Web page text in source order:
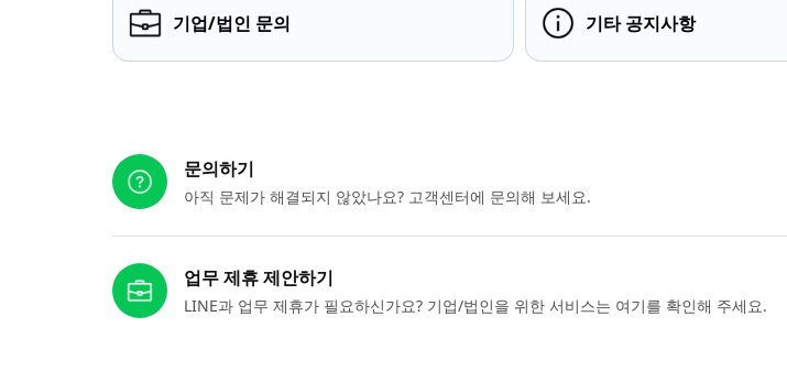
기업/법인 문의 기타 공지사항
문의하기
아직 문제가 해결되지 않았나요? 고객센터에 문의해 보세요.
업무 제휴 제안하기
LINE과 업무 제휴가 필요하신가요? 기업/법인을 위한 서비스는 여기를 확인해 주세요.